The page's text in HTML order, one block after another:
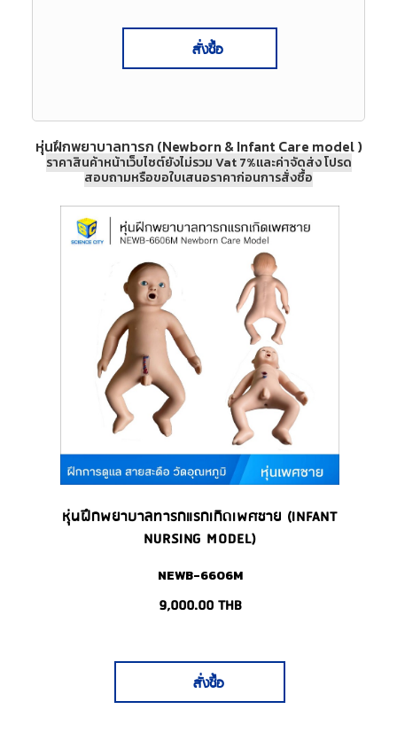
สั่งซื้อ
หุ่นฝึกพยาบาลทารก (Newborn & Infant Care model )
ราคาสินค้าหน้าเว็บไซต์ยังไม่รวม Vat 7%และค่าจัดส่ง โปรด
สอบถามหรือขอใบเสนอราคาก่อนการสั่งซื้อ
หุ่นฝึกพยาบาลทารกแรกเกิดเพศชาย (INFANT
NURSING MODEL)
NEWB-6606M
9,000.00THB
สั่งซื้อ